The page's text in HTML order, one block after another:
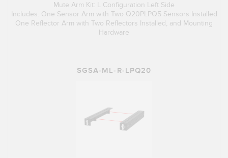
Mute Arm Kit: L Configuration Left Side
Includes: One Sensor Arm with Two Q20PLPQ5 Sensors Installed
One Reflector Arm with Two Reflectors Installed, and Mounting
Hardware
SGSA-ML-R-LPQ20